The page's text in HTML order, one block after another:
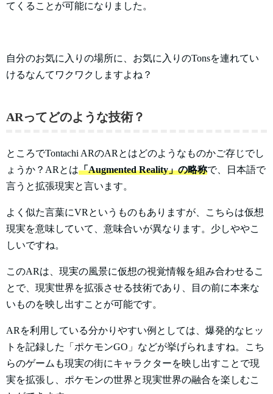
てくることが可能になりました。
自分のお気に入りの場所に、お気に入りのTonsを連れてい
けるなんてワクワクしますよね？
ARってどのような技術？
ところでTontachi ARのARとはどのようなものかご存じでし
ょうか？ARとは「Augmented Reality」の略称で、日本語で
言うと拡張現実と言います。
よく似た言葉にVRというものもありますが、こちらは仮想
現実を意味していて、意味合いが異なります。少しややこ
しいですね。
このARは、現実の風景に仮想の視覚情報を組み合わせるこ
とで、現実世界を拡張させる技術であり、目の前に本来な
いものを映し出すことが可能です。
ARを利用している分かりやすい例としては、爆発的なヒッ
トを記録した「ポケモンGO」などが挙げられますね。こち
らのゲームも現実の街にキャラクターを映し出すことで現
実を拡張し、ポケモンの世界と現実世界の融合を楽しむこ